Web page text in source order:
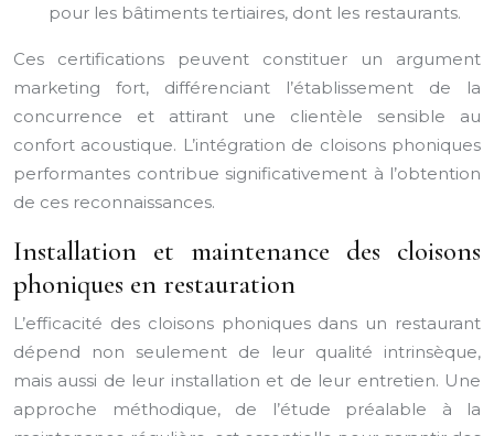
pour les bâtiments tertiaires, dont les restaurants.
Ces certifications peuvent constituer un argument
marketing fort, différenciant l’établissement de la
concurrence et attirant une clientèle sensible au
confort acoustique. L’intégration de cloisons phoniques
performantes contribue significativement à l’obtention
de ces reconnaissances.
Installation et maintenance des cloisons
phoniques en restauration
L’efficacité des cloisons phoniques dans un restaurant
dépend non seulement de leur qualité intrinsèque,
mais aussi de leur installation et de leur entretien. Une
approche méthodique, de l’étude préalable à la